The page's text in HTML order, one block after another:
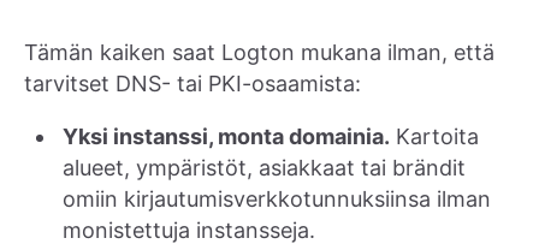
Tämän kaiken saat Logton mukana ilman, että
tarvitset DNS- tai PKI-osaamista:
Yksi instanssi, monta domainia. Kartoita
alueet, ympäristöt, asiakkaat tai brändit
omiin kirjautumisverkkotunnuksiinsa ilman
monistettuja instansseja.